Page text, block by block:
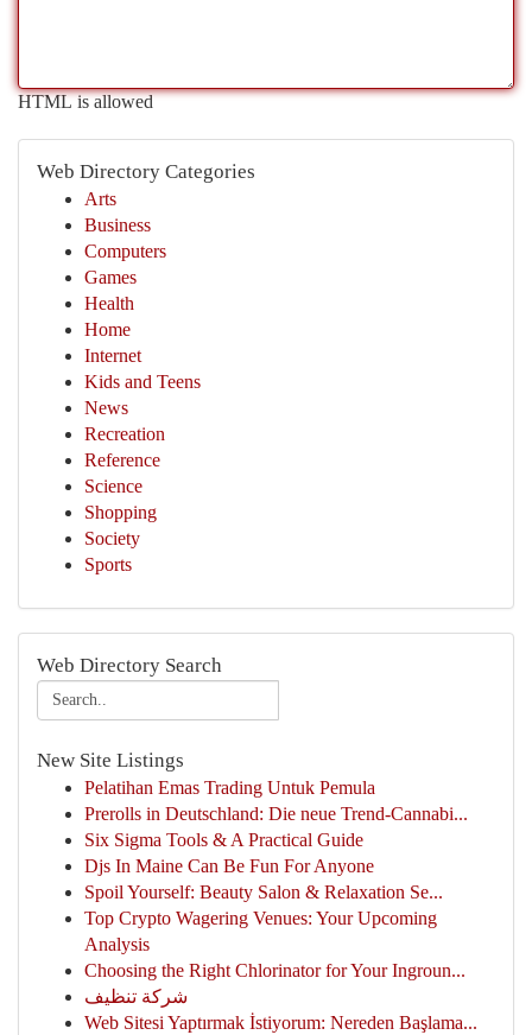
HTML is allowed
Web Directory Categories
Arts
Business
Computers
Games
Health
Home
Internet
Kids and Teens
News
Recreation
Reference
Science
Shopping
Society
Sports
Web Directory Search
New Site Listings
Pelatihan Emas Trading Untuk Pemula
Prerolls in Deutschland: Die neue Trend-Cannabi...
Six Sigma Tools & A Practical Guide
Djs In Maine Can Be Fun For Anyone
Spoil Yourself: Beauty Salon & Relaxation Se...
Top Crypto Wagering Venues: Your Upcoming
Analysis
Choosing the Right Chlorinator for Your Ingroun...
شركة تنظيف
Web Sitesi Yaptırmak İstiyorum: Nereden Başlama...